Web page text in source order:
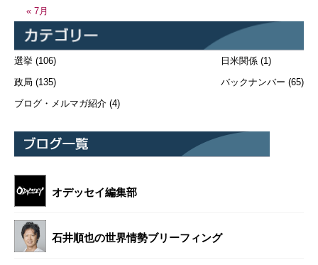
« 7月
選挙 (106)
政局 (135)
ブログ・メルマガ紹介 (4)
日米関係 (1)
バックナンバー (65)
オデッセイ編集部
石井順也の世界情勢ブリーフィング